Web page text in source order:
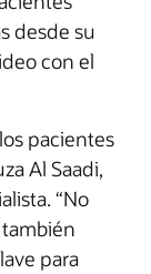
desde su
con el
pacientes
Al Saadi,
“No
para